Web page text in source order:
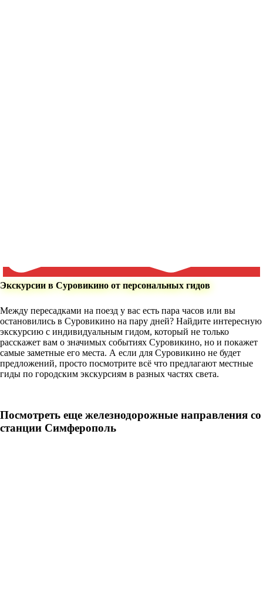
Экскурсии в Суровикино от персональных гидов
Между пересадками на поезд у вас есть пара часов или вы
остановились в Суровикино на пару дней? Найдите интересную
экскурсию с индивидуальным гидом, который не только
расскажет вам о значимых событиях Суровикино, но и покажет
самые заметные его места. А если для Суровикино не будет
предложений, просто посмотрите всё что предлагают местные
гиды по городским экскурсиям в разных частях света.
Посмотреть еще железнодорожные направления со
станции Симферополь